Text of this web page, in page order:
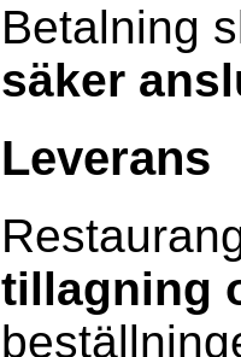
Betalning
säker
Leverans
tillagning